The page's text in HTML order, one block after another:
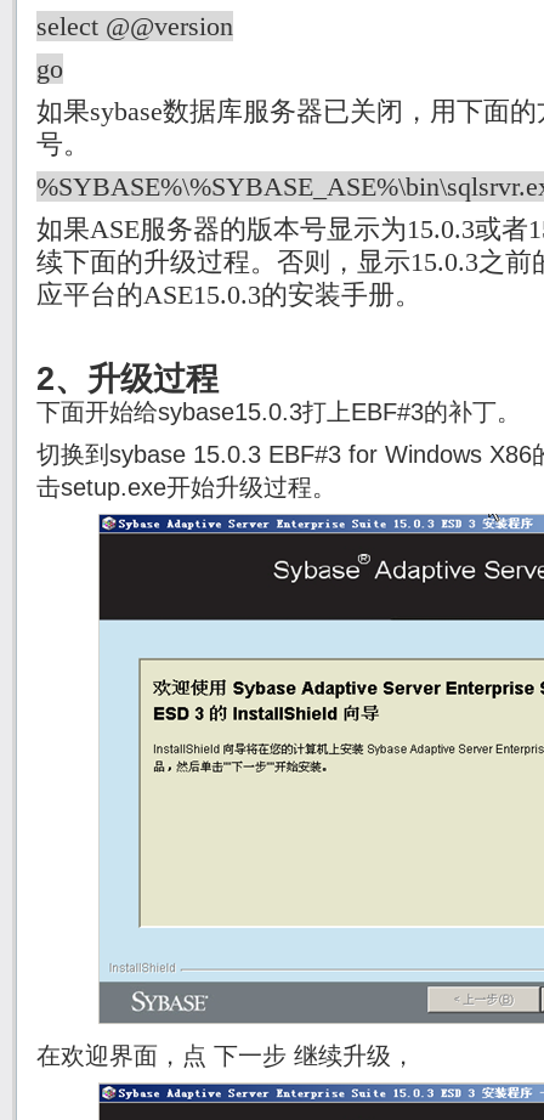
select @@version
go
如果sybase数据库服务器已关闭，用下面
号。
如果ASE服务器的版本号显示为15.0.3或者
续下面的升级过程。否则，显示15.0.3之前
应平台的ASE15.0.3的安装手册。
2、升级过程
下面开始给sybase15.0.3打上EBF#3的补丁。
切换到sybase 15.0.3 EBF#3 for Windows X86
击setup.exe开始升级过程。
在欢迎界面，点 下一步 继续升级，